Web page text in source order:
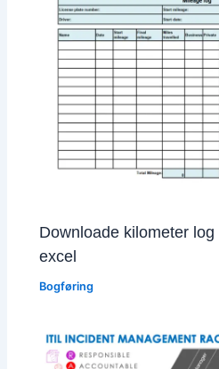
Downloade kilometer
excel
Bogføring